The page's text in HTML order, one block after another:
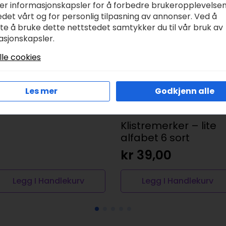
38,00
Legg I Handlekurv
Klistremerker – lite
alfabet 6 sort
kr 39,00
Legg I Handlekurv
informasjonskapsler for å forbedre
vårt og for personlig tilpasning av annonser. Ved å
å bruke dette nettstedet samtykker du til vår bruk av
cookies
Les mer Godkjenn alle